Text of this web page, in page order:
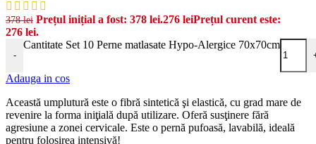
378lei Prețul inițial a fost: 378 lei.276 leiPrețul curent este:
276 lei.
-
Cantitate Set 10 Perne matlasate Hypo-Alergice 70x70cm
Adauga in cos
Această umplutură este o fibră sintetică şi elastică, cu grad mare de
revenire la forma iniţială după utilizare. Oferă susţinere fără
agresiune a zonei cervicale. Este o pernă pufoasă, lavabilă, ideală
pentru folosirea intensivă!